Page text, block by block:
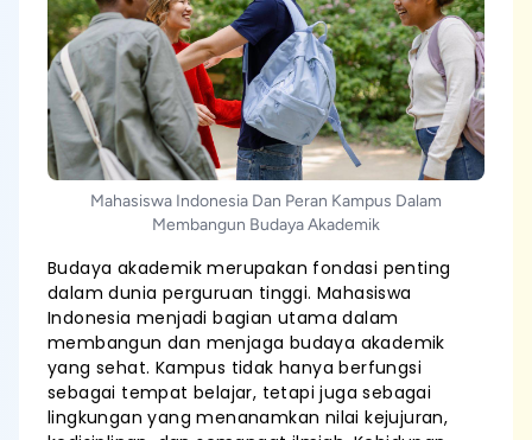
Mahasiswa Indonesia Dan Peran Kampus Dalam
Membangun Budaya Akademik
Budaya akademik merupakan fondasi penting
dalam dunia perguruan tinggi. Mahasiswa
Indonesia menjadi bagian utama dalam
membangun dan menjaga budaya akademik
yang sehat. Kampus tidak hanya berfungsi
sebagai tempat belajar, tetapi juga sebagai
lingkungan yang menanamkan nilai kejujuran,